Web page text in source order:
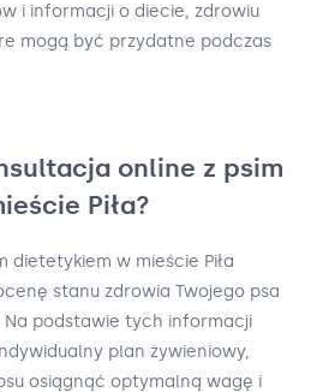
i informacji o diecie, zdrowiu
mogą być przydatne podczas
online z psim
Piła?
dietetykiem w mieście Piła
stanu zdrowia Twojego psa
podstawie tych informacji
plan żywieniowy,
osiągnąć optymalną wagę i